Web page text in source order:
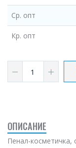
Ср. опт
Кр. опт
ОПИСАНИЕ
Пенал-косметичка,